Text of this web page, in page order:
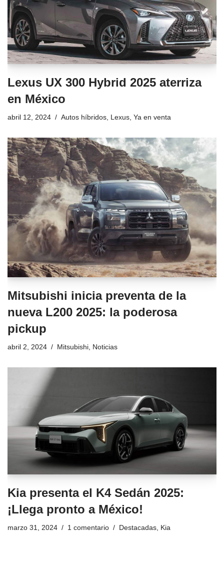
Lexus UX 300 Hybrid 2025 aterriza
en México
abril 12, 2024 Autos híbridos, Lexus, Ya en venta
Mitsubishi inicia preventa de la
nueva L200 2025: la poderosa
pickup
abril 2, 2024 Mitsubishi, Noticias
Kia presenta el K4 Sedán 2025:
¡Llega pronto a México!
marzo 31, 2024 1 comentario Destacadas Kia